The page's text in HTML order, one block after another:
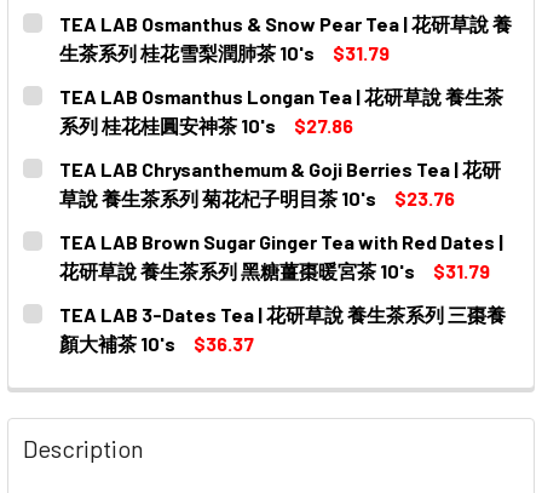
TEA LAB Osmanthus & Snow Pear Tea | 花研草說 養
生茶系列 桂花雪梨潤肺茶 10's
$31.79
CURRENT
STOCK:
QUANTITY:
DECREASE QUANTITY OF TEA LAB OSMANTHUS &
INCREASE QUANTITY OF TEA LAB
TEA LAB Osmanthus Longan Tea | 花研草說 養生茶
系列 桂花桂圓安神茶 10's
$27.86
CURRENT
STOCK:
QUANTITY:
DECREASE QUANTITY OF TEA LAB OSMANTHUS
INCREASE QUANTITY OF TEA LAB
TEA LAB Chrysanthemum & Goji Berries Tea | 花研
草說 養生茶系列 菊花杞子明目茶 10's
$23.76
CURRENT
STOCK:
QUANTITY:
DECREASE QUANTITY OF TEA LAB CHRYSANTHEMUM &
INCREASE QUANTITY OF TEA LAB
TEA LAB Brown Sugar Ginger Tea with Red Dates |
花研草說 養生茶系列 黑糖薑棗暖宮茶 10's
$31.79
CURRENT
STOCK:
QUANTITY:
DECREASE QUANTITY OF TEA LAB BROWN SUGAR
INCREASE QUANTITY OF TEA LAB BROWN
TEA LAB 3-Dates Tea | 花研草說 養生茶系列 三棗養
顏大補茶 10's
$36.37
DECREASE QUANTITY OF TEA LAB 3-DATES TEA | 花研草
INCREASE QUANTITY OF TEA LAB 3-DATES
Description